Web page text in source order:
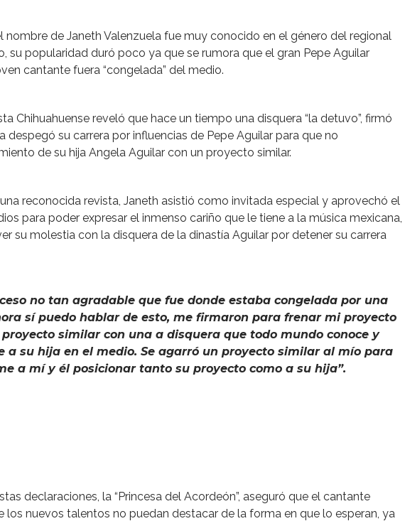
nombre de Janeth Valenzuela fue muy conocido en el género del regional
su popularidad duró poco ya que se rumora que el gran Pepe Aguilar
cantante fuera “congelada” del medio.
Chihuahuense reveló que hace un tiempo una disquera “la detuvo”, firmó
despegó su carrera por influencias de Pepe Aguilar para que no
de su hija Angela Aguilar con un proyecto similar.
reconocida revista, Janeth asistió como invitada especial y aprovechó el
para poder expresar el inmenso cariño que le tiene a la música mexicana,
su molestia con la disquera de la dinastía Aguilar por detener su carrera
no tan agradable que fue donde estaba congelada por una
sí puedo hablar de esto, me firmaron para frenar mi proyecto
similar con una a disquera que todo mundo conoce y
a su hija en el medio. Se agarró un proyecto similar al mío para
a mí y él posicionar tanto su proyecto como a su hija”.
declaraciones, la “Princesa del Acordeón”, aseguró que el cantante
los nuevos talentos no puedan destacar de la forma en que lo esperan, ya